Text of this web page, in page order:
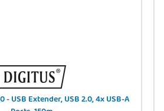
- USB Extender, USB 2.0, 4x USB-A